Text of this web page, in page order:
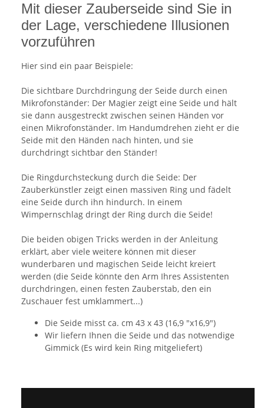
Mit dieser Zauberseide sind Sie in
der Lage, verschiedene Illusionen
vorzuführen
Hier sind ein paar Beispiele:
Die sichtbare Durchdringung der Seide durch einen
Mikrofonständer: Der Magier zeigt eine Seide und hält
sie dann ausgestreckt zwischen seinen Händen vor
einen Mikrofonständer. Im Handumdrehen zieht er die
Seide mit den Händen nach hinten, und sie
durchdringt sichtbar den Ständer!
Die Ringdurchsteckung durch die Seide: Der
Zauberkünstler zeigt einen massiven Ring und fädelt
eine Seide durch ihn hindurch. In einem
Wimpernschlag dringt der Ring durch die Seide!
Die beiden obigen Tricks werden in der Anleitung
erklärt, aber viele weitere können mit dieser
wunderbaren und magischen Seide leicht kreiert
werden (die Seide könnte den Arm Ihres Assistenten
durchdringen, einen festen Zauberstab, den ein
Zuschauer fest umklammert...)
Die Seide misst ca. cm 43 x 43 (16,9 "x16,9")
Wir liefern Ihnen die Seide und das notwendige
Gimmick (Es wird kein Ring mitgeliefert)